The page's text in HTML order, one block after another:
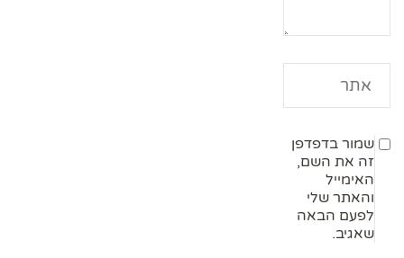
שמור בדפדפן
זה את השם,
האימייל
והאתר שלי
לפעם הבאה
שאגיב.